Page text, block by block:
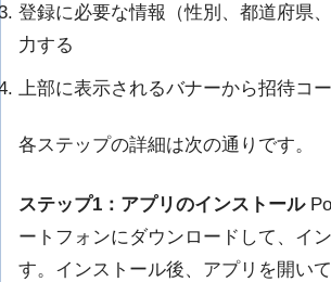
登録に必要な情報（性別、都道府県
力する
上部に表示されるバナーから招待コ
各ステップの詳細は次の通りです。
ステップ1：アプリのインストール
ートフォンにダウンロードして、イ
す。インストール後、アプリを開い